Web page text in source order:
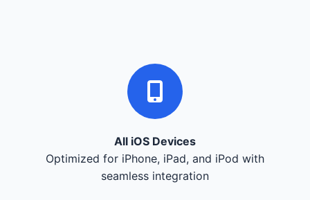
All iOS Devices
Optimized for iPhone, iPad, and iPod with
seamless integration